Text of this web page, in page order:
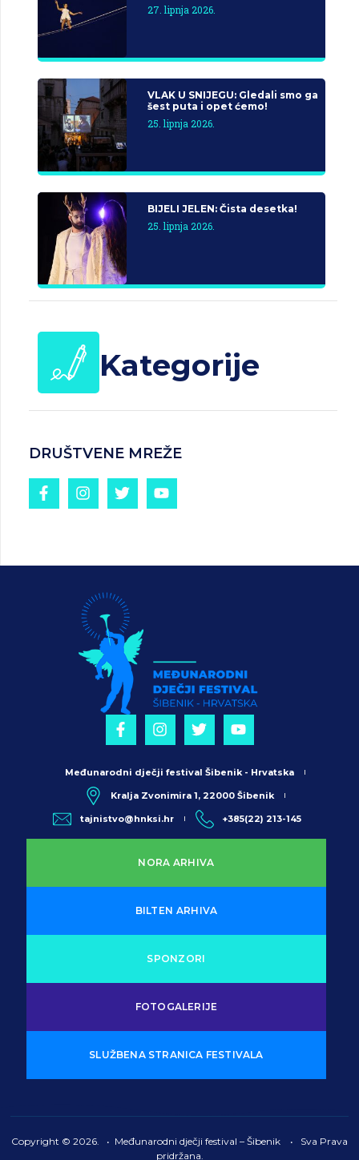
27. lipnja 2026.
VLAK U SNIJEGU: Gledali smo ga
šest puta i opet ćemo!
25. lipnja 2026.
BIJELI JELEN: Čista desetka!
25. lipnja 2026.
Kategorije
DRUŠTVENE MREŽE
NORA ARHIVA
BILTEN ARHIVA
SPONZORI
FOTOGALERIJE
SLUŽBENA STRANICA FESTIVALA
Međunarodni dječji festival Šibenik - Hrvatska
Kralja Zvonimira 1, 22000 Šibenik
tajnistvo@hnksi.hr +385(22) 213-145
Copyright © 2026. • Međunarodni dječji festival – Šibenik • Sva Prava
pridržana.